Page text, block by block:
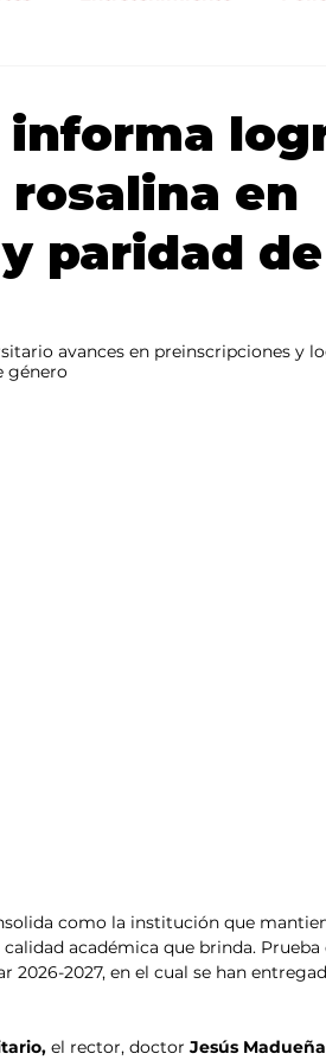
informa
en
paridad de
avances en preinscripciones y
género
como la institución que
académica que brinda. Prueba
2026-2027, en el cual se han
el rector, doctor Jesús